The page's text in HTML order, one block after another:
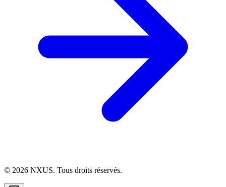
© 2026 NXUS. Tous droits réservés.